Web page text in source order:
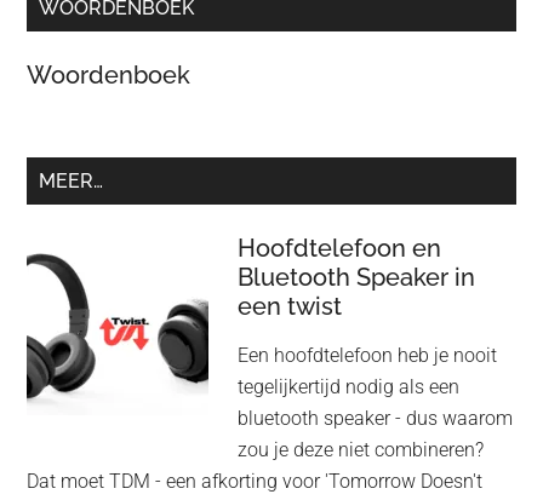
WOORDENBOEK
Woordenboek
MEER…
Hoofdtelefoon en
Bluetooth Speaker in
een twist
Een hoofdtelefoon heb je nooit
tegelijkertijd nodig als een
bluetooth speaker - dus waarom
zou je deze niet combineren?
Dat moet TDM - een afkorting voor 'Tomorrow Doesn't